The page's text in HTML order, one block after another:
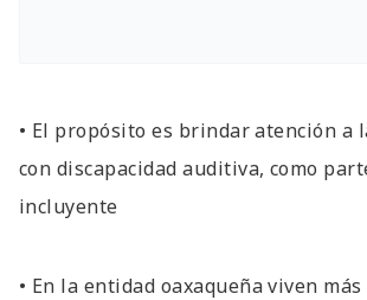
• El propósito es brindar atención a
con discapacidad auditiva, como
incluyente
• En la entidad oaxaqueña viven